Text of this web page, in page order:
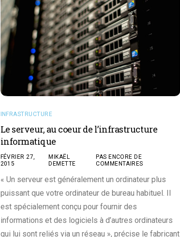
INFRASTRUCTURE
Le serveur, au coeur de l’infrastructure
informatique
FÉVRIER 27,
2015
MIKAËL
DEMETTE
PAS ENCORE DE
COMMENTAIRES
« Un serveur est généralement un ordinateur plus
puissant que votre ordinateur de bureau habituel. Il
est spécialement conçu pour fournir des
informations et des logiciels à d’autres ordinateurs
qui lui sont reliés via un réseau », précise le fabricant